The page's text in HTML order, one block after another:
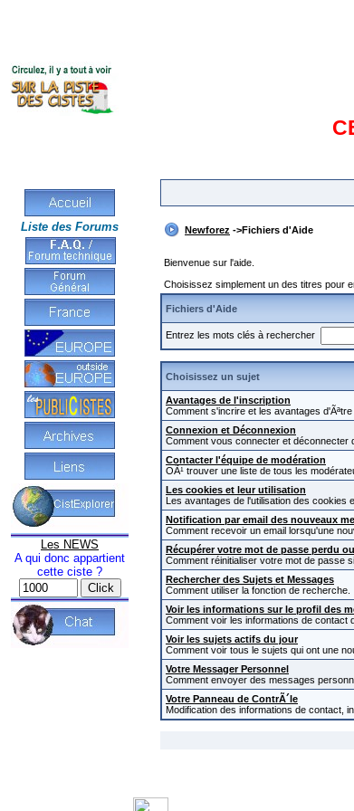
Liste des Forums
Les NEWS
A qui donc appartient
cette ciste ?
Newforez ->Fichiers d'Aide
Bienvenue sur l'aide.
Choisissez simplement un des titres pour
Fichiers d'Aide
Entrez les mots clés à rechercher
Choisissez un sujet
Avantages de l'inscription
Comment s'incrire et les avantages
Connexion et Déconnexion
Comment vous connecter et déconnecter
Contacter l'équipe de modération
OÃ¹ trouver une liste de tous les
Les cookies et leur utilisation
Les avantages de l'utilisation des cookies
Notification par email des nouveaux
Comment recevoir un email lorsqu'une
Récupérer votre mot de passe perdu
Comment réinitialiser votre mot de passe
Rechercher des Sujets et Messages
Comment utiliser la fonction de recherche.
Voir les informations sur le profil des
Comment voir les informations de contact
Voir les sujets actifs du jour
Comment voir tous le sujets qui ont une
Votre Messager Personnel
Comment envoyer des messages
Votre Panneau de ContrÃ´le
Modification des informations de contact,